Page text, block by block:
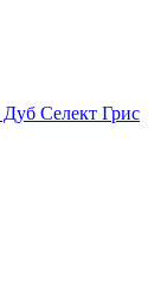
Селект Грис